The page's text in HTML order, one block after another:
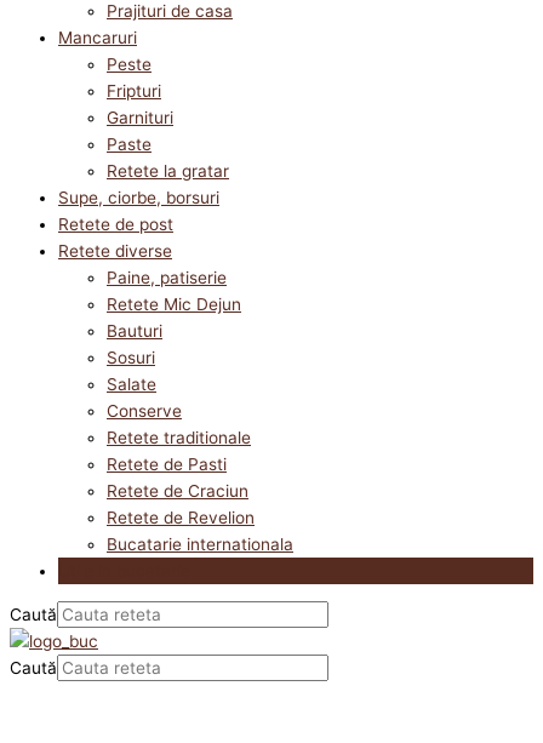
Prajituri de casa
Mancaruri
Peste
Fripturi
Garnituri
Paste
Retete la gratar
Supe, ciorbe, borsuri
Retete de post
Retete diverse
Paine, patiserie
Retete Mic Dejun
Bauturi
Sosuri
Salate
Conserve
Retete traditionale
Retete de Pasti
Retete de Craciun
Retete de Revelion
Bucatarie internationala
Caută
Caută